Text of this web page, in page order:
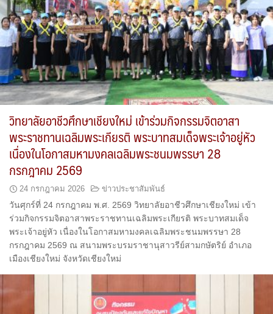
วิทยาลัยอาชีวศึกษาเชียงใหม่ เข้าร่วมกิจกรรมจิตอาสา
พระราชทานเฉลิมพระเกียรติ พระบาทสมเด็จพระเจ้าอยู่หัว
เนื่องในโอกาสมหามงคลเฉลิมพระชนมพรรษา 28
กรกฎาคม 2569
24 กรกฎาคม 2026 ข่าวประชาสัมพันธ์
วันศุกร์ที่ 24 กรกฎาคม พ.ศ. 2569 วิทยาลัยอาชีวศึกษาเชียงใหม่ เข้า
ร่วมกิจกรรมจิตอาสาพระราชทานเฉลิมพระเกียรติ พระบาทสมเด็จ
พระเจ้าอยู่หัว เนื่องในโอกาสมหามงคลเฉลิมพระชนมพรรษา 28
กรกฎาคม 2569 ณ สนามพระบรมราชานุสาวรีย์สามกษัตริย์ อำเภอ
เมืองเชียงใหม่ จังหวัดเชียงใหม่